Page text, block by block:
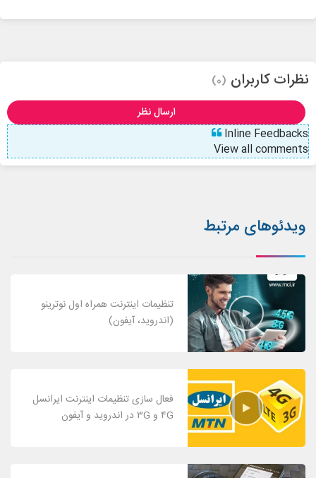
نظرات کاربران (0)
ارسال نظر
Inline Feedbacks
View all comments
ویدئوهای مرتبط
تنظیمات اینترنت همراه اول نوترینو
(اندروید، آیفون)
فعال سازی تنظیمات اینترنت ایرانسل
۴G و ۳G در اندروید و آیفون